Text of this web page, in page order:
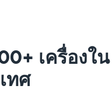
เครื่องใน
ทศ